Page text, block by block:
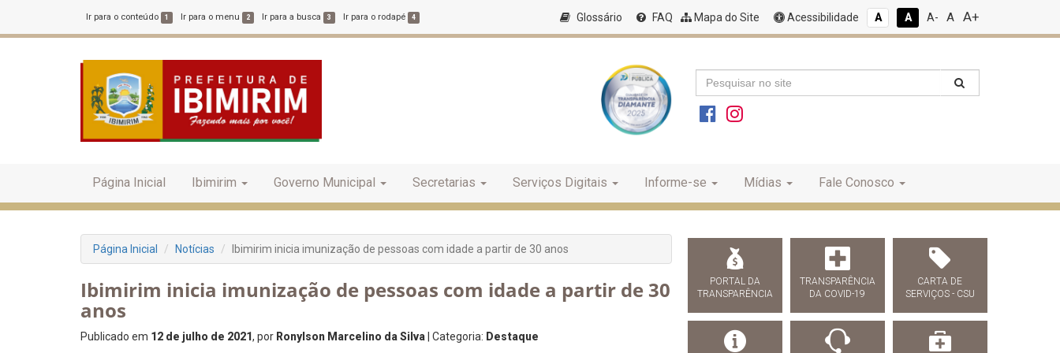
Ir para o conteúdo 1 Ir para o menu 2 Ir para a busca 3 Ir para o rodapé 4 Glossário FAQ Mapa do Site Acessibilidade A A A- A A+
Página Inicial Ibimirim Governo Municipal Secretarias Serviços Digitais Informe-se Mídias Fale Conosco
Página Inicial Notícias Ibimirim inicia imunização de pessoas com idade a partir de 30 anos
Ibimirim inicia imunização de pessoas com idade a partir de 30
anos
Publicado em 12 de julho de 2021, por Ronylson Marcelino da Silva | Categoria: Destaque
PORTAL DA
TRANSPARÊNCIA
TRANSPARÊNCIA
DA COVID-19
CARTA DE
SERVIÇOS - CSU